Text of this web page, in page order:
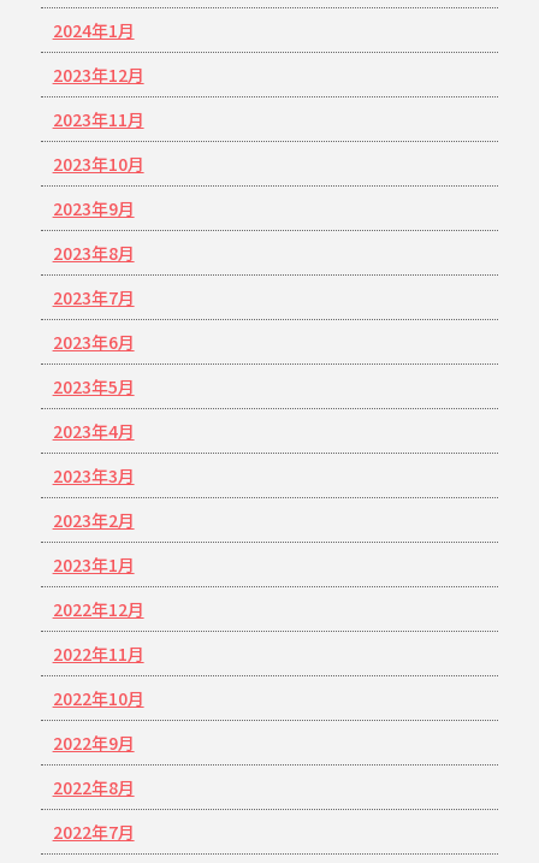
2024年1月
2023年12月
2023年11月
2023年10月
2023年9月
2023年8月
2023年7月
2023年6月
2023年5月
2023年4月
2023年3月
2023年2月
2023年1月
2022年12月
2022年11月
2022年10月
2022年9月
2022年8月
2022年7月